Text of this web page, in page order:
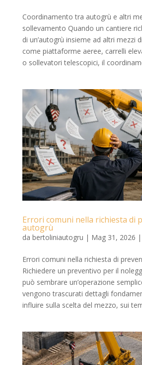
Coordinamento tra autogrù e altri
sollevamento Quando un cantiere
di un’autogrù insieme ad altri mezzi
come piattaforme aeree, carrelli
o sollevatori telescopici, il
Errori comuni nella richiesta di
autogrù
da bertoliniautogru | Mag 31, 2026 |
Errori comuni nella richiesta di
Richiedere un preventivo per il
può sembrare un’operazione
vengono trascurati dettagli
influire sulla scelta del mezzo, sui